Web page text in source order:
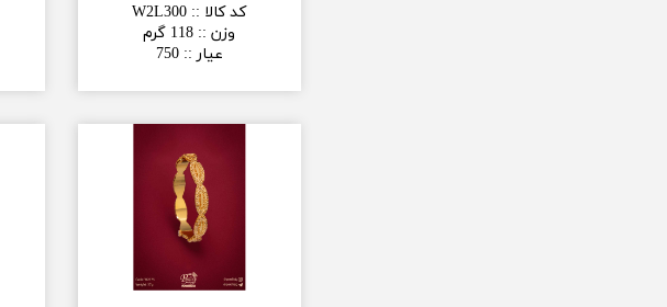
کد کالا ::
W2L300
وزن :: 118 گرم
عیار ::
750